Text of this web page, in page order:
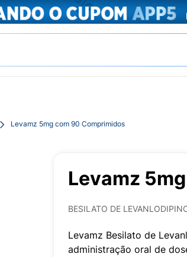
Levamz 5mg com 90 Comprimidos
Levamz
BESILATO DE
Levamz Besilato de
administração oral de